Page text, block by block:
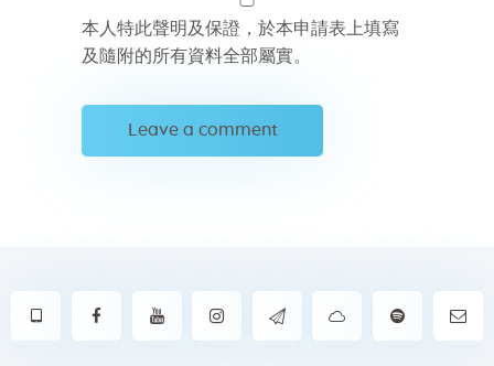
本人特此聲明及保證，於本申請表上填寫
及隨附的所有資料全部屬實。